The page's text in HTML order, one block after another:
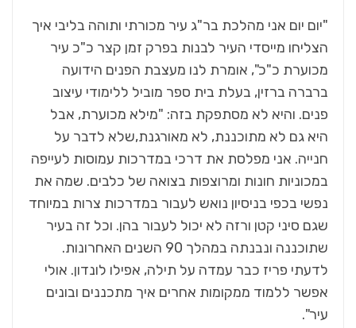
"יום יום אני מהלכת בר"ג עיר מכורתי ותוהה בליבי איך
הצליחו מייסדי העיר לבנות בפרק זמן קצר כ"כ עיר
מכוערת כ"כ", אומרת לנו מעצבת הפנים הידועה
ברברה ברזין, בעלת בית ספר מוביל ללימודי עיצוב
פנים. והיא לא מסתפקת בזה: "מילא מכוערת, אבל
היא גם לא מתוכננת, לא מאורגנת,שלא לדבר על
חנייה. אני מפלסת את דרכי במדרכות עמוסות לעייפה
במכוניות חונות ומרוצפות בצואה של כלבים. שמה את
נפשי בכפי בניסיון נואש לעבור במדרכות צרות במיוחד
שגם סיני קטן ורזה לא יכול לעבור בהן. וכל זה בעיר
שתוכננה ונבנתה במהלך 90 השנים האחרונות.
לדעתי פריז כבר עמדה על תילה, אפילו לונדון. אולי
אפשר ללמוד ממקומות אחרים איך מתכננים ובונים
עיר".